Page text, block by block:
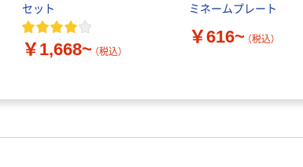
セット
￥1,668~ （税込）
ミネームプレート
￥616~ （税込）